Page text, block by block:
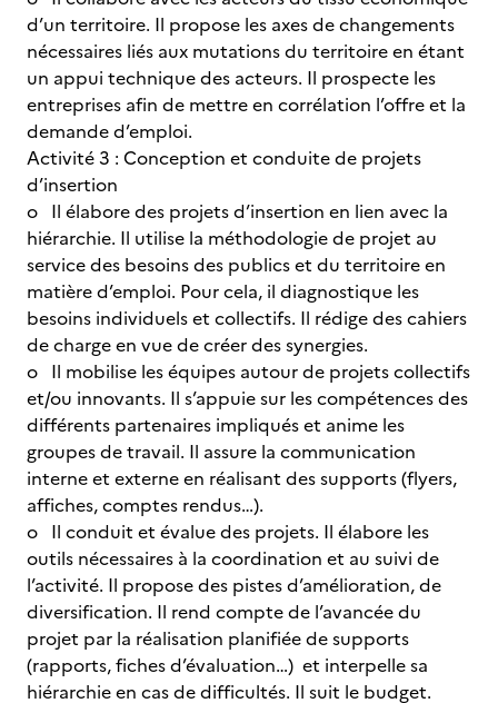
d’un territoire. Il propose les axes de changements
nécessaires liés aux mutations du territoire en étant
un appui technique des acteurs. Il prospecte les
entreprises afin de mettre en corrélation l’offre et la
demande d’emploi.
Activité 3 : Conception et conduite de projets
d’insertion
o Il élabore des projets d’insertion en lien avec la
hiérarchie. Il utilise la méthodologie de projet au
service des besoins des publics et du territoire en
matière d’emploi. Pour cela, il diagnostique les
besoins individuels et collectifs. Il rédige des cahiers
de charge en vue de créer des synergies.
o Il mobilise les équipes autour de projets collectifs
et/ou innovants. Il s’appuie sur les compétences des
différents partenaires impliqués et anime les
groupes de travail. Il assure la communication
interne et externe en réalisant des supports (flyers,
affiches, comptes rendus…).
o Il conduit et évalue des projets. Il élabore les
outils nécessaires à la coordination et au suivi de
l’activité. Il propose des pistes d’amélioration, de
diversification. Il rend compte de l’avancée du
projet par la réalisation planifiée de supports
(rapports, fiches d’évaluation…) et interpelle sa
hiérarchie en cas de difficultés. Il suit le budget.